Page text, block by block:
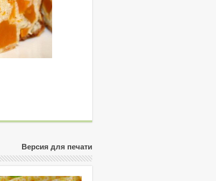
Версия для печати